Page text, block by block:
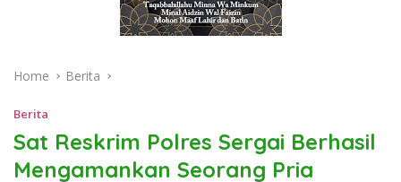
Home Berita
Berita
Sat Reskrim Polres Sergai Berhasil
Mengamankan Seorang Pria